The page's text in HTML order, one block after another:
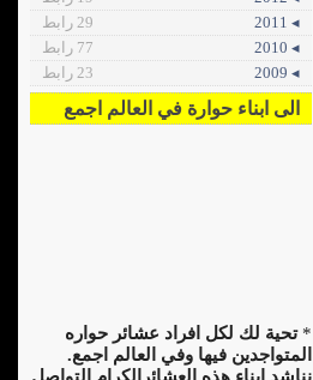
◂ 2011
29 رابط
◂ 2010
77 رابط
◂ 2009
23 رابط
الى ابناء حوارة في العالم اجمع
*تحية لك لكل افراد عشائر حواره
المتواجدين فيها وفي العالم اجمع.
نناشد ابناء هذه العشائرالكرام التواصل